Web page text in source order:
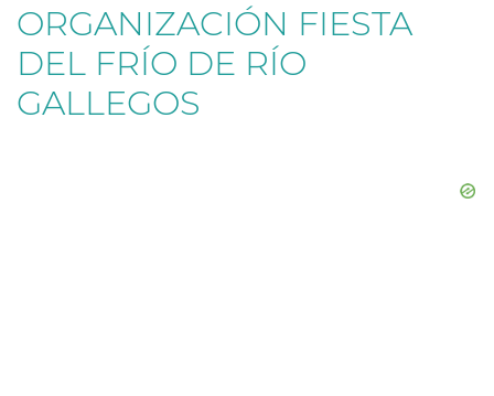
ORGANIZACIÓN FIESTA
DEL FRÍO DE RÍO
GALLEGOS